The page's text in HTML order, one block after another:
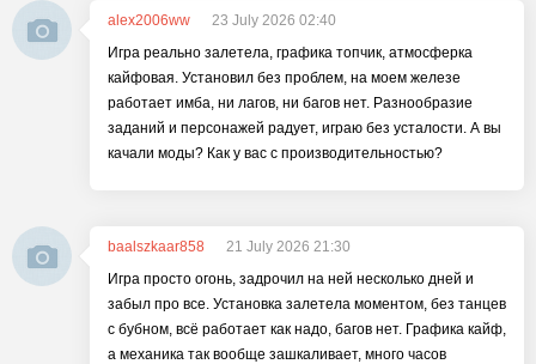
alex2006ww
23 July 2026 02:40
Игра реально залетела, графика топчик, атмосферка
кайфовая. Установил без проблем, на моем железе
работает имба, ни лагов, ни багов нет. Разнообразие
заданий и персонажей радует, играю без усталости. А вы
качали моды? Как у вас с производительностью?
baalszkaar858
21 July 2026 21:30
Игра просто огонь, задрочил на ней несколько дней и
забыл про все. Установка залетела моментом, без танцев
с бубном, всё работает как надо, багов нет. Графика кайф,
а механика так вообще зашкаливает, много часов